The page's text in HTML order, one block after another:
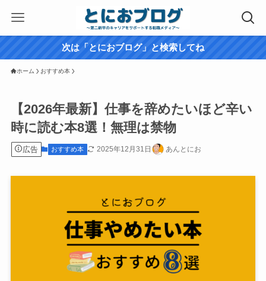
次は「とにおブログ」と検索してね
ホーム おすすめ本
【2026年最新】仕事を辞めたいほど辛い
時に読む本8選！無理は禁物
広告 おすすめ本 2025年12月31日 あんとにお